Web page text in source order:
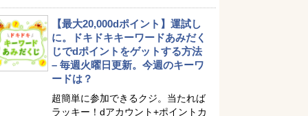
【最大20,000dポイント】運試し
に。ドキドキキーワードあみだく
じでdポイントをゲットする方法
– 毎週火曜日更新。今週のキーワ
ードは？
超簡単に参加できるクジ。当たれば
ラッキー！dアカウント+ポイントカ